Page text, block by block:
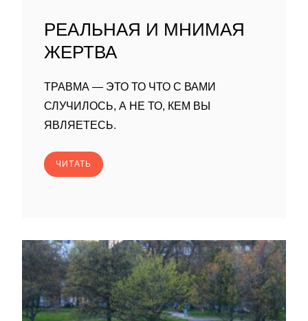
РЕАЛЬНАЯ И МНИМАЯ
ЖЕРТВА
ТРАВМА — ЭТО ТО ЧТО С ВАМИ
СЛУЧИЛОСЬ, А НЕ ТО, КЕМ ВЫ
ЯВЛЯЕТЕСЬ.
ЧИТАТЬ